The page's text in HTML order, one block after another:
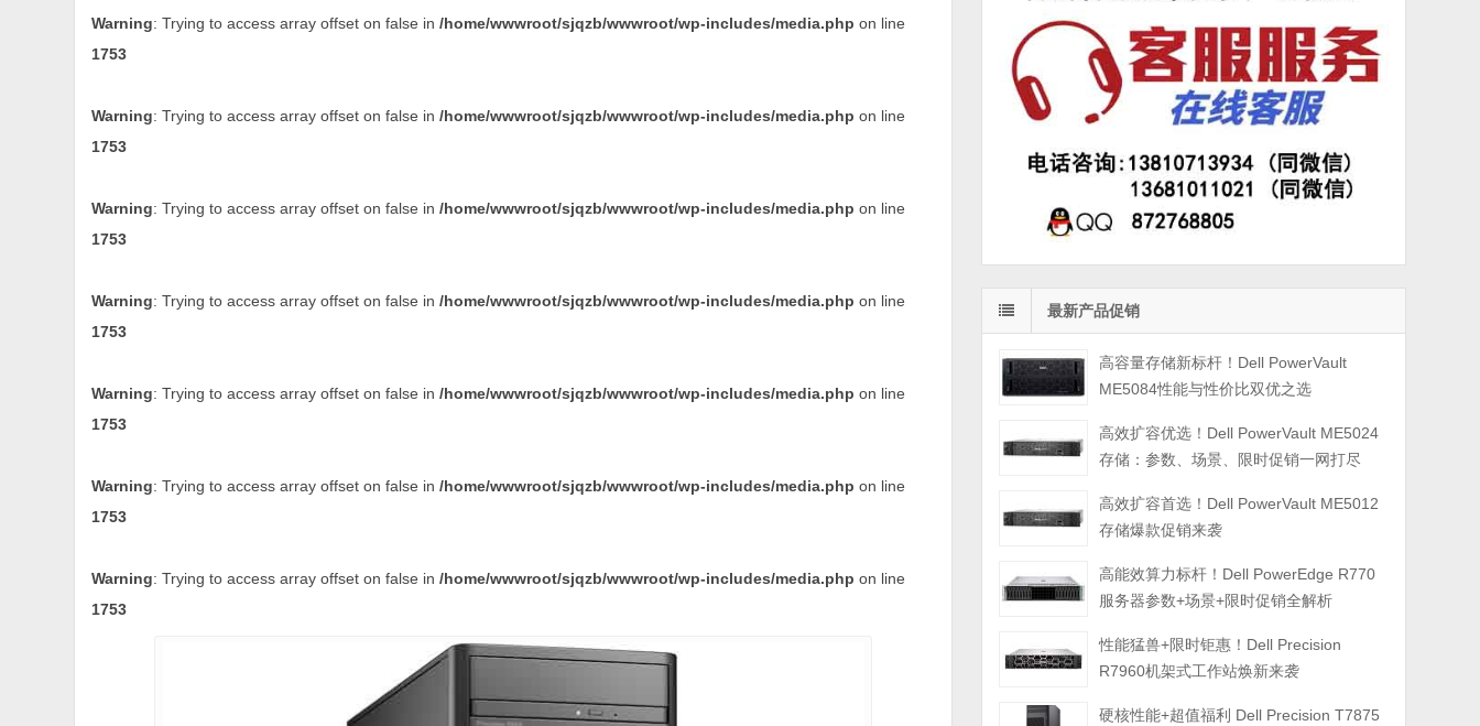
Warning: Trying to access array offset on false in/home/wwwroot/sjqzb/wwwroot/wp-includes/media.php on line
1753
Warning: Trying to access array offset on false in/home/wwwroot/sjqzb/wwwroot/wp-includes/media.php on line
1753
Warning: Trying to access array offset on false in/home/wwwroot/sjqzb/wwwroot/wp-includes/media.php on line
1753
Warning: Trying to access array offset on false in/home/wwwroot/sjqzb/wwwroot/wp-includes/media.php on line
1753
Warning: Trying to access array offset on false in/home/wwwroot/sjqzb/wwwroot/wp-includes/media.php on line
1753
Warning: Trying to access array offset on false in/home/wwwroot/sjqzb/wwwroot/wp-includes/media.php on line
1753
Warning: Trying to access array offset on false in/home/wwwroot/sjqzb/wwwroot/wp-includes/media.php on line
1753
最新产品促销
高容量存储新标杆！Dell PowerVault
ME5084性能与性价比双优之选
高效扩容优选！Dell PowerVault ME5024
存储：参数、场景、限时促销一网打尽
高效扩容首选！Dell PowerVault ME5012
存储爆款促销来袭
高能效算力标杆！Dell PowerEdge R770
服务器参数+场景+限时促销全解析
性能猛兽+限时钜惠！Dell Precision
R7960机架式工作站焕新来袭
硬核性能+超值福利 Dell Precision T7875